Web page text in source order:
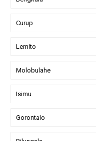
Curup
Lemito
Molobulahe
Isimu
Gorontalo